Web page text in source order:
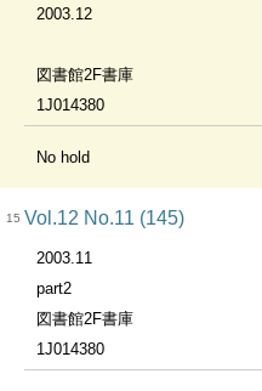
2003.12
図書館2F書庫
1J014380
No hold
15 Vol.12 No.11 (145)
2003.11
part2
図書館2F書庫
1J014380